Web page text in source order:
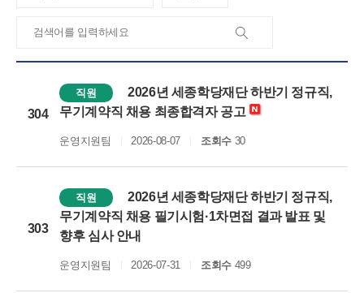
304
직원
2026년 세종학당재단 하반기 정규직,
무기계약직 채용 최종합격자 공고
운영지원팀 2026-08-07 조회수30
303
직원
2026년 세종학당재단 하반기 정규직,
무기계약직 채용 필기시험·1차면접 결과 발표 및
향후 심사 안내
운영지원팀 2026-07-31 조회수499